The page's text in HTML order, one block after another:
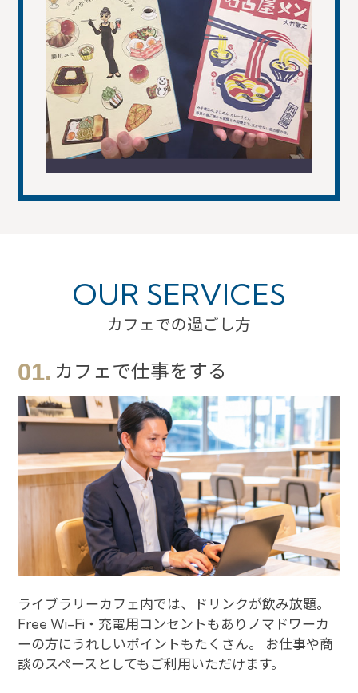
カフェでの過ごし方
OUR SERVICES
01. カフェで仕事をする
ライブラリーカフェ内では、ドリンクが飲み放題。
Free Wi-Fi・充電用コンセントもありノマドワーカ
ーの方にうれしいポイントもたくさん。 お仕事や商
談のスペースとしてもご利用いただけます。